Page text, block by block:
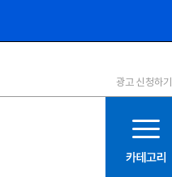
1등급
11등급
12등급
광고 신청하기